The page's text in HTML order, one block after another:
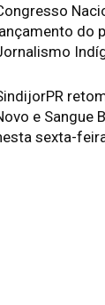
do
e Sangue
sexta-